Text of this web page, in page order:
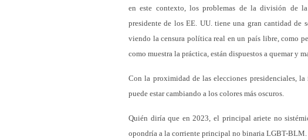
en este contexto, los problemas de la división de
presidente de los EE. UU. tiene una gran cantidad de
viendo la censura política real en un país libre, como
como muestra la práctica, están dispuestos a quemar y
Con la proximidad de las elecciones presidenciales,
puede estar cambiando a los colores más oscuros.
Quién diría que en 2023, el principal ariete no
opondría a la corriente principal no binaria LGBT-BLM.